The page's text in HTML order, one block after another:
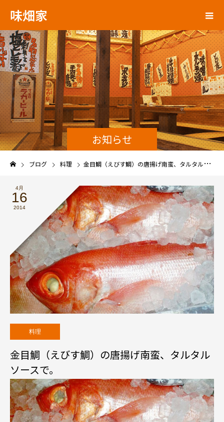
味畑家
お知らせ
ブログ 料理 金目鯛（えびす鯛）の唐揚げ南蛮、タルタルソースで。
4月
16
2014
料理
金目鯛（えびす鯛）の唐揚げ南蛮、タルタル
ソースで。